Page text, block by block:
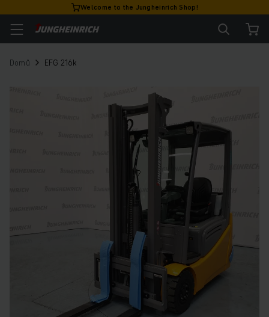
Welcome to the Jungheinrich Shop!
Domů EFG 216k